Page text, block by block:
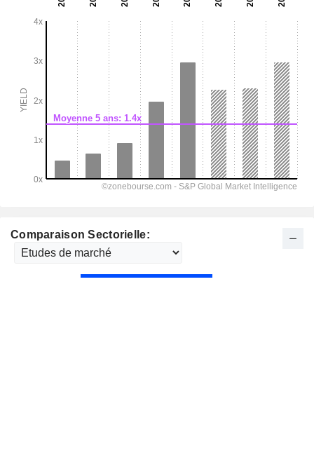
Comparaison Sectorielle: